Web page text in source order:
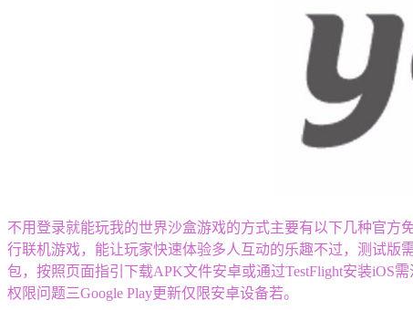
不用登录就能玩我的世界沙盒游戏的方式主要有以下几种官
行联机游戏，能让玩家快速体验多人互动的乐趣不过，测试版
包，按照页面指引下载APK文件安卓或通过TestFlight安装iOS
权限问题三Google Play更新仅限安卓设备若。